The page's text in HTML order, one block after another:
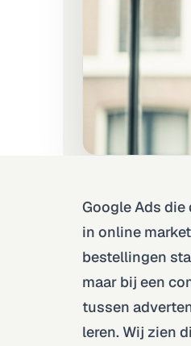
Google Ads
in online
bestellingen
maar bij een
tussen
leren. Wij zien